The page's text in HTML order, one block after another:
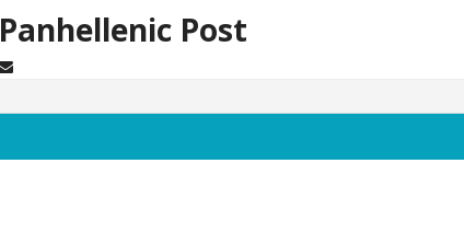
Panhellenic Post